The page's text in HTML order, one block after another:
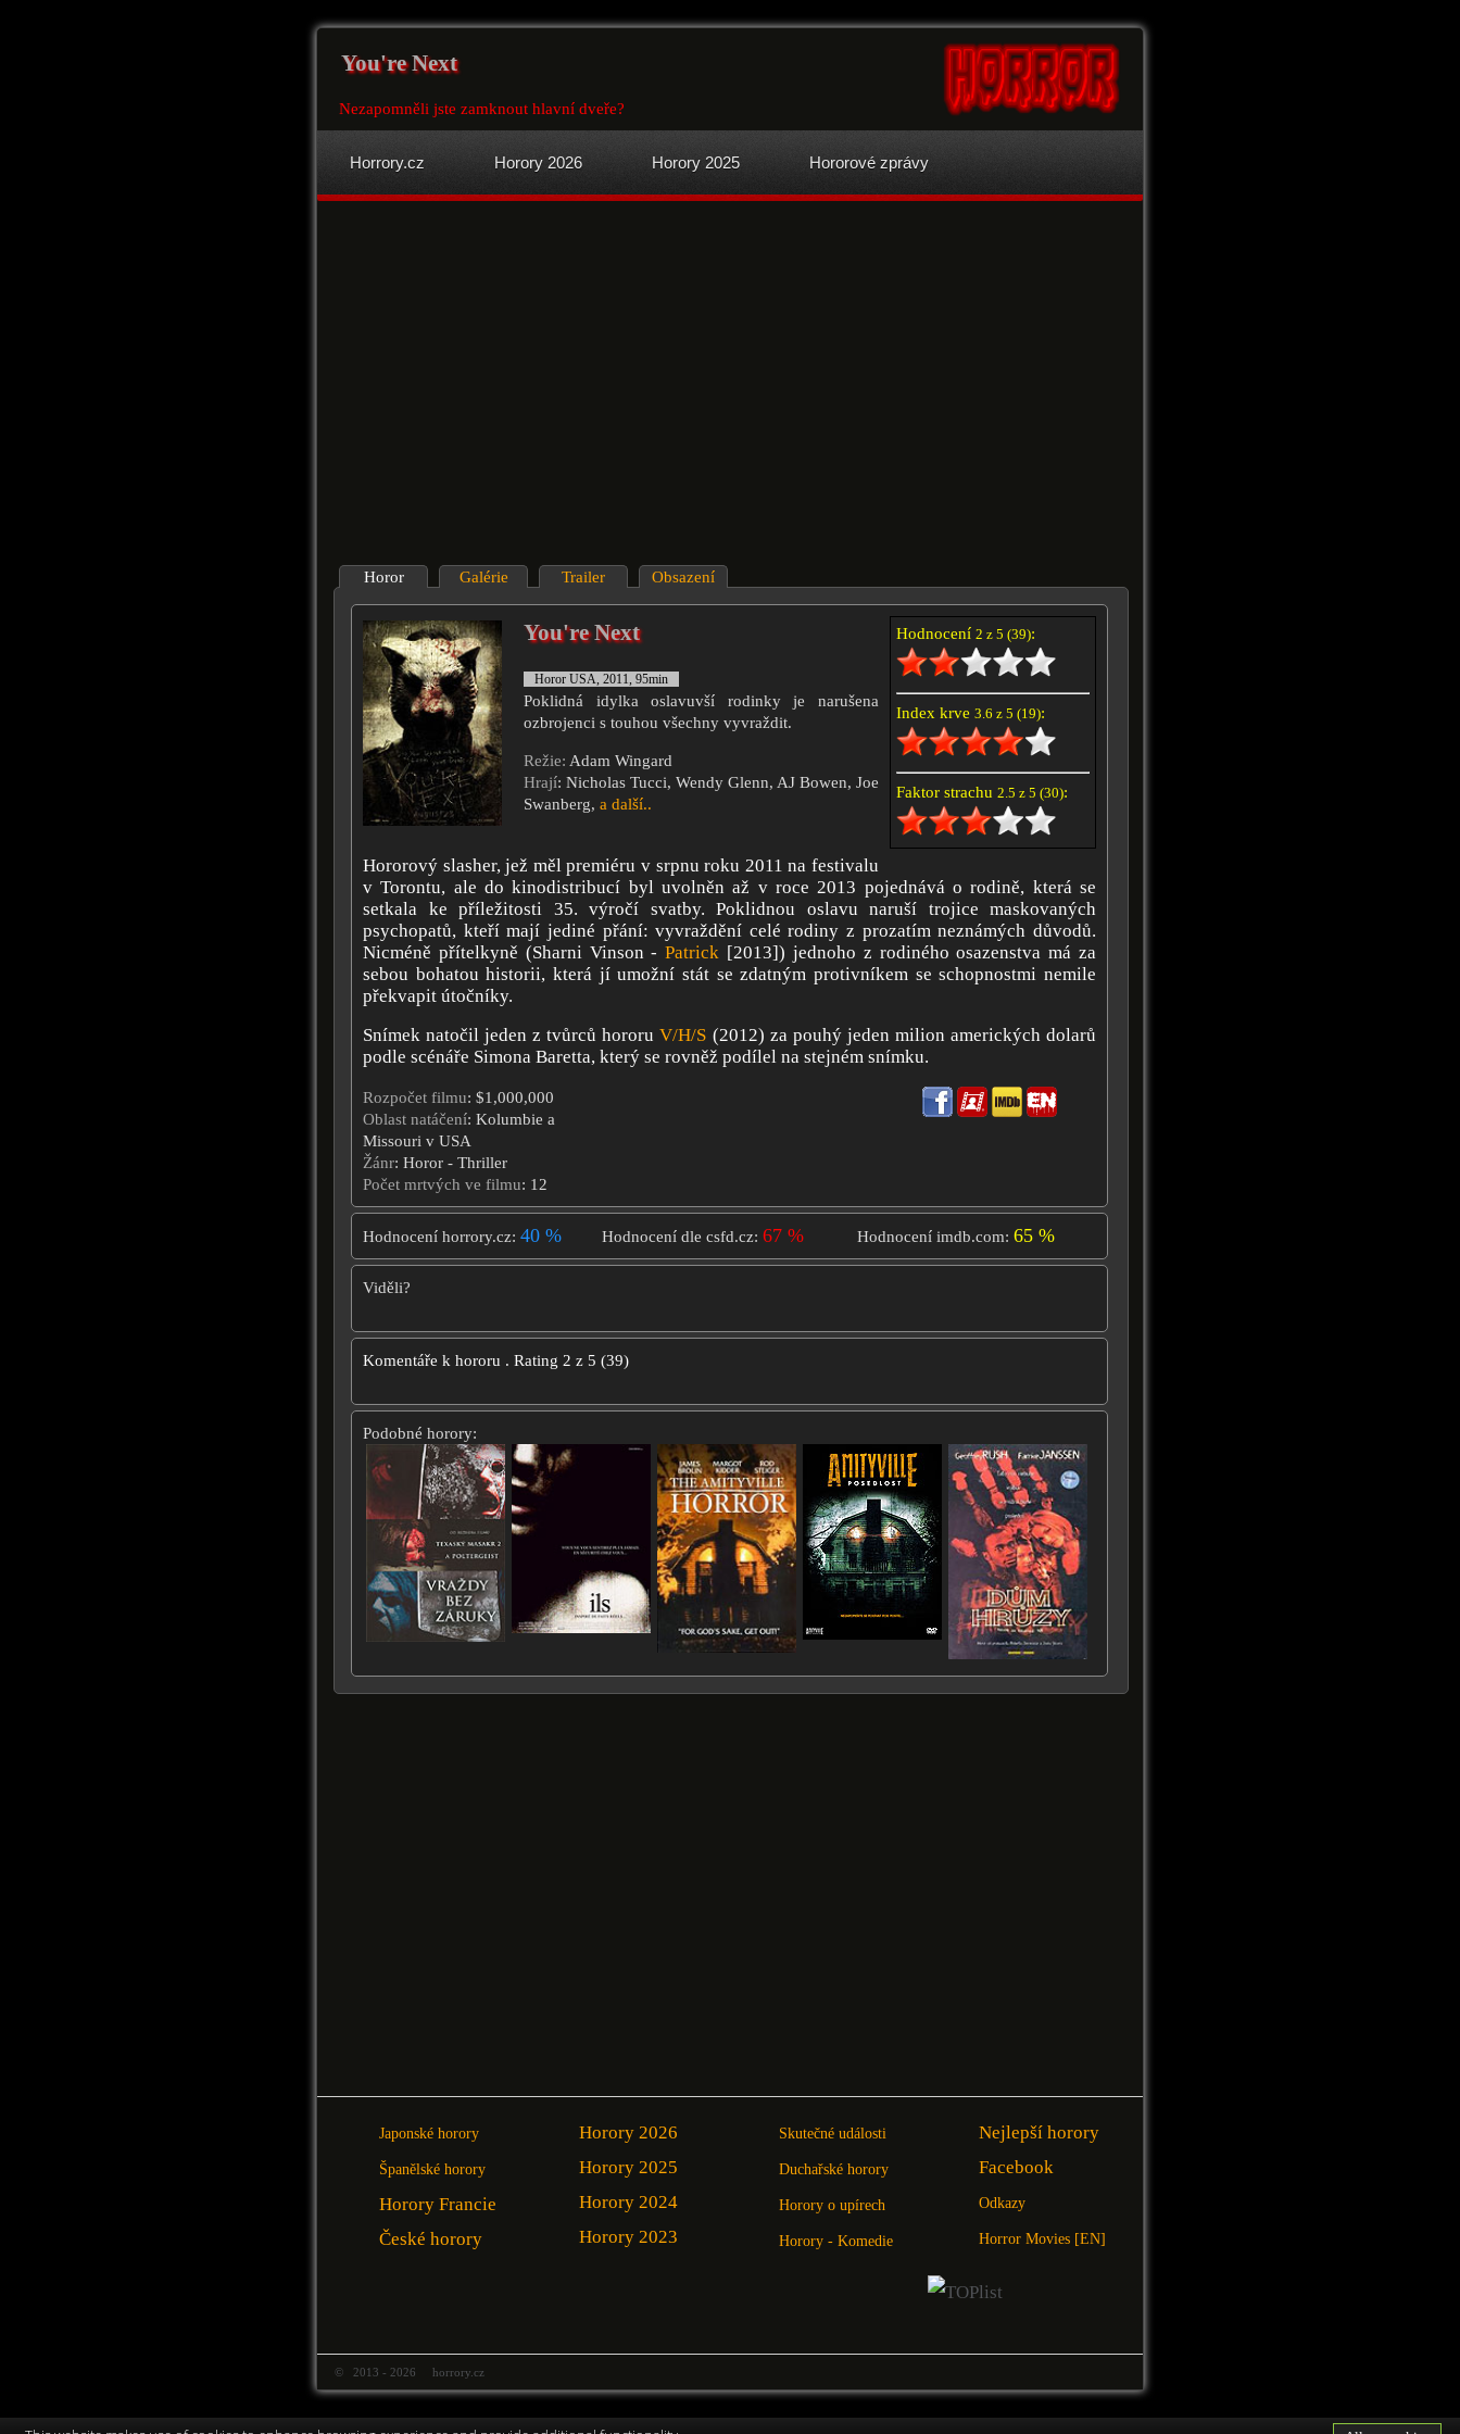
You're Next
Nezapomněli jste zamknout hlavní dveře?
Horrory.cz Horory 2026 Horory 2025 Hororové zprávy
Horor Galérie Trailer Obsazení
Hodnocení 2 z 5 (39):
Index krve 3.6 z 5 (19):
Faktor strachu 2.5 z 5 (30):
You're Next
Horor USA, 2011, 95min
Poklidná idylka oslavuvší rodinky je narušena
ozbrojenci s touhou všechny vyvraždit.
Režie: Adam Wingard
Hrají: Nicholas Tucci, Wendy Glenn, AJ Bowen, Joe
Swanberg, a další..
Hororový slasher, jež měl premiéru v srpnu roku 2011 na festivalu
v Torontu, ale do kinodistribucí byl uvolněn až v roce 2013 pojednává o rodině, která se
setkala ke příležitosti 35. výročí svatby. Poklidnou oslavu naruší trojice maskovaných
psychopatů, kteří mají jediné přání: vyvraždění celé rodiny z prozatím neznámých důvodů.
Nicméně přítelkyně (Sharni Vinson -Patrick [2013]) jednoho z rodiného osazenstva má za
sebou bohatou historii, která jí umožní stát se zdatným protivníkem se schopnostmi nemile
překvapit útočníky.
Snímek natočil jeden z tvůrců hororuV/H/S (2012) za pouhý jeden milion amerických dolarů
podle scénáře Simona Baretta, který se rovněž podílel na stejném snímku.
Rozpočet filmu: $1,000,000
Oblast natáčení: Kolumbie a
Missouri v USA
Žánr: Horor - Thriller
Počet mrtvých ve filmu: 12
Hodnocení horrory.cz: 40 % Hodnocení dle csfd.cz: 67 % Hodnocení imdb.com: 65 %
Viděli?
Komentáře k hororu . Rating 2 z 5 (39)
Podobné horory:
Japonské horory
Španělské horory
Horory Francie
České horory
Horory 2026
Horory 2025
Horory 2024
Horory 2023
Skutečné události
Duchařské horory
Horory o upírech
Horory - Komedie
Nejlepší horory
Facebook
Odkazy
Horror Movies [EN]
© 2013 - 2026 horrory.cz